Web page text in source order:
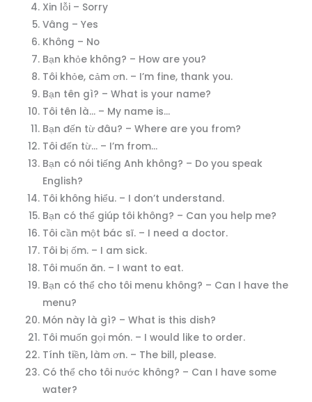
Xin lỗi – Sorry
Vâng – Yes
Không – No
Bạn khỏe không? – How are you?
Tôi khỏe, cảm ơn. – I’m fine, thank you.
Bạn tên gì? – What is your name?
Tôi tên là… – My name is…
Bạn đến từ đâu? – Where are you from?
Tôi đến từ… – I’m from…
Bạn có nói tiếng Anh không? – Do you speak
English?
Tôi không hiểu. – I don’t understand.
Bạn có thể giúp tôi không? – Can you help me?
Tôi cần một bác sĩ. – I need a doctor.
Tôi bị ốm. – I am sick.
Tôi muốn ăn. – I want to eat.
Bạn có thể cho tôi menu không? – Can I have the
menu?
Món này là gì? – What is this dish?
Tôi muốn gọi món. – I would like to order.
Tính tiền, làm ơn. – The bill, please.
Có thể cho tôi nước không? – Can I have some
water?